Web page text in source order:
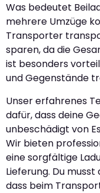
Was bedeutet
mehrere Umzüge
Transporter
sparen, da die
ist besonders
und Gegenstände
Unser erfahrenes
dafür, dass deine
unbeschädigt von
Wir bieten
eine sorgfältige
Lieferung. Du
dass beim